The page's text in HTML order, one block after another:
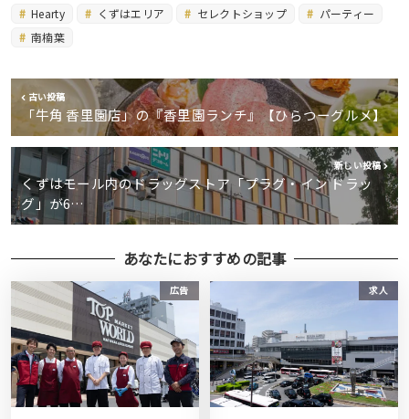
Hearty くずはエリア セレクトショップ
パーティー
南楠葉
古い投稿
「牛角 香里園店」の『香里園ランチ』【ひらつーグルメ】
新しい投稿
くずはモール内のドラッグストア「プラグ・イン ドラッ
グ」が6…
あなたにおすすめの記事
広告 求人